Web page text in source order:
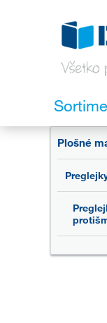
Plošné